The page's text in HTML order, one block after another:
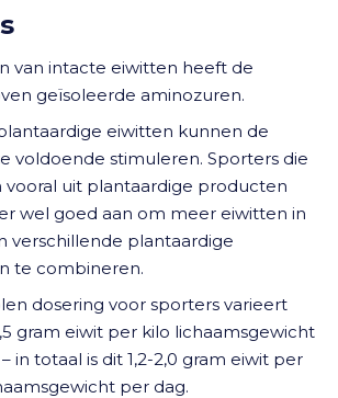
van intacte eiwitten heeft de
geïsoleerde aminozuren.
eiwitten kunnen de
voldoende stimuleren. Sporters die
vooral uit plantaardige producten
wel goed aan om meer eiwitten in
verschillende plantaardige
te combineren.
dosering voor sporters varieert
gram eiwit per kilo lichaamsgewicht
in totaal is dit 1,2-2,0 gram eiwit per
per dag.